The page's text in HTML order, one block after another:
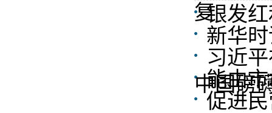
复银发
新华
习近
中国磅
能由
促进